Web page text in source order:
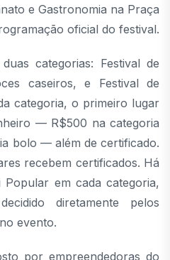
e Gastronomia na Praça
oficial do festival.
categorias: Festival de
caseiros, e Festival de
categoria, o primeiro lugar
— R$500 na categoria
bolo — além de certificado.
recebem certificados. Há
em cada categoria,
diretamente pelos
evento.
por empreendedoras do